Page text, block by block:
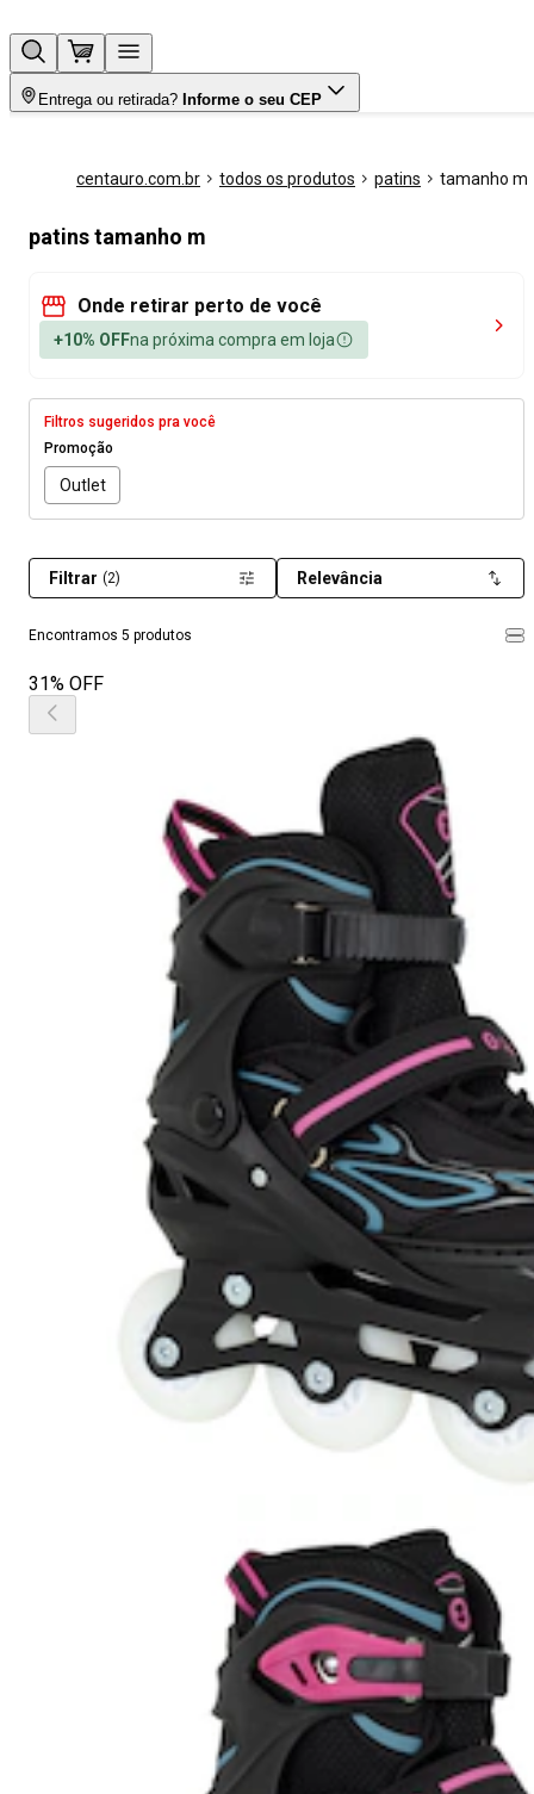
Entrega ou retirada? Informe o seu CEP
centauro.com.br todos os produtos patins tamanho m
patins tamanho m
Onde retirar perto de você
+10% OFFna próxima compra em loja
Filtros sugeridos pra você
Promoção
Outlet
Encontramos 5 produtos
Filtrar (2) Relevância
31% OFF